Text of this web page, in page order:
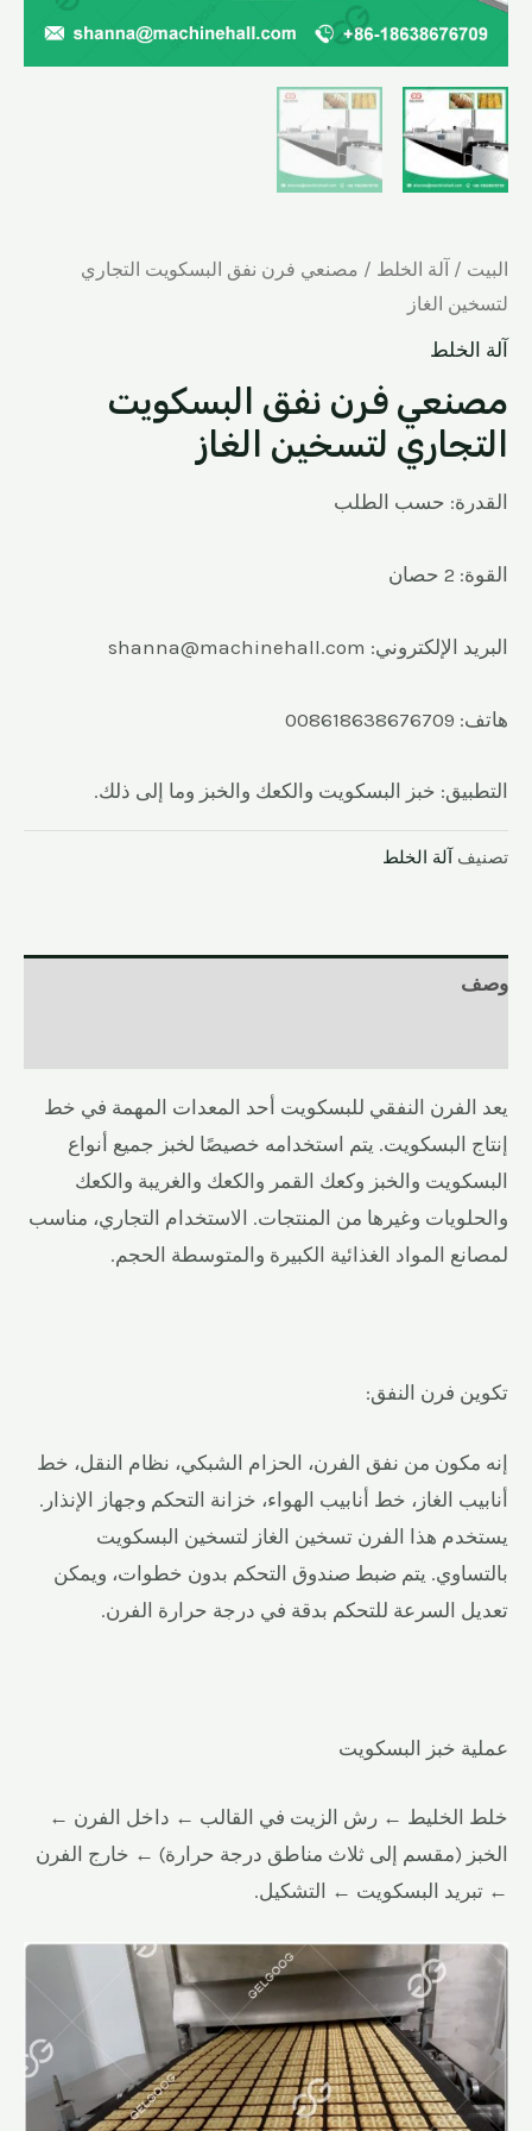
البيت / آلة الخلط / مصنعي فرن نفق البسكويت التجاري
لتسخين الغاز
آلة الخلط
مصنعي فرن نفق البسكويت
التجاري لتسخين الغاز
القدرة: حسب الطلب
القوة: 2 حصان
البريد الإلكتروني: shanna@machinehall.com
هاتف: 008618638676709
التطبيق: خبز البسكويت والكعك والخبز وما إلى ذلك.
تصنيف آلة الخلط
وصف
يعد الفرن النفقي للبسكويت أحد المعدات المهمة في خط
إنتاج البسكويت. يتم استخدامه خصيصًا لخبز جميع أنواع
البسكويت والخبز وكعك القمر والكعك والغريبة والكعك
والحلويات وغيرها من المنتجات. الاستخدام التجاري، مناسب
لمصانع المواد الغذائية الكبيرة والمتوسطة الحجم.
تكوين فرن النفق:
إنه مكون من نفق الفرن، الحزام الشبكي، نظام النقل، خط
أنابيب الغاز، خط أنابيب الهواء، خزانة التحكم وجهاز الإنذار.
يستخدم هذا الفرن تسخين الغاز لتسخين البسكويت
بالتساوي. يتم ضبط صندوق التحكم بدون خطوات، ويمكن
تعديل السرعة للتحكم بدقة في درجة حرارة الفرن.
عملية خبز البسكويت
خلط الخليط ← رش الزيت في القالب ← داخل الفرن ←
الخبز (مقسم إلى ثلاث مناطق درجة حرارة) ← خارج الفرن
← تبريد البسكويت ← التشكيل.